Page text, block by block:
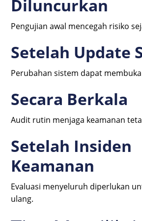
Diluncurkan
Pengujian awal mencegah risiko
Setelah Update
Perubahan sistem dapat
Secara Berkala
Audit rutin menjaga keamanan
Setelah Insiden
Keamanan
Evaluasi menyeluruh diperlukan
ulang.